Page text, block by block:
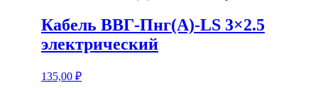
Кабель ВВГ-Пнг(А)-LS 3×2.5
электрический
135,00 ₽